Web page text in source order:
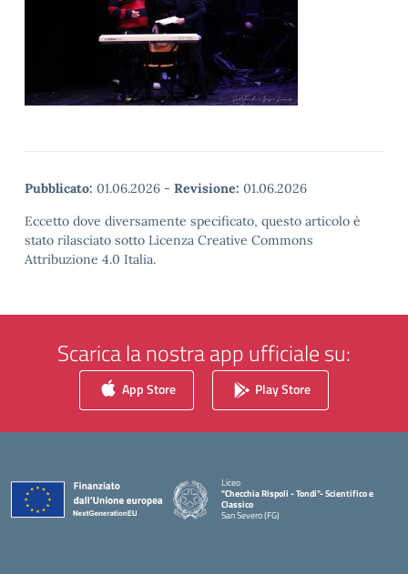
Pubblicato: 01.06.2026 - Revisione: 01.06.2026
Eccetto dove diversamente specificato, questo articolo è
stato rilasciato sotto Licenza Creative Commons
Attribuzione 4.0 Italia.
Scarica la nostra app ufficiale su:
App Store Play Store
Liceo
"Checchia Rispoli - Tondi"- Scientifico e
Classico
San Severo (FG)